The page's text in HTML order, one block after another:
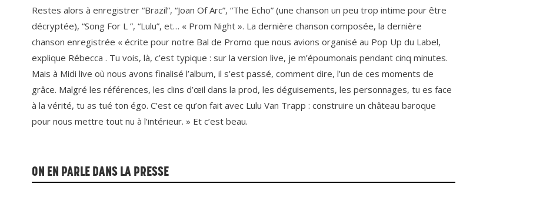
Restes alors à enregistrer “Brazil”, “Joan Of Arc”, “The Echo” (une chanson un peu trop intime pour être
décryptée), “Song For L ”, “Lulu”, et… « Prom Night ». La dernière chanson composée, la dernière
chanson enregistrée « écrite pour notre Bal de Promo que nous avions organisé au Pop Up du Label,
explique Rébecca . Tu vois, là, c’est typique : sur la version live, je m’époumonais pendant cinq minutes.
Mais à Midi live où nous avons finalisé l’album, il s’est passé, comment dire, l’un de ces moments de
grâce. Malgré les références, les clins d’œil dans la prod, les déguisements, les personnages, tu es face
à la vérité, tu as tué ton égo. C’est ce qu’on fait avec Lulu Van Trapp : construire un château baroque
pour nous mettre tout nu à l’intérieur. » Et c’est beau.
ON EN PARLE DANS LA PRESSE